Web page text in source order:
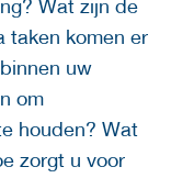
Wat zijn de
taken komen er
uw
om
houden? Wat
zorgt u voor